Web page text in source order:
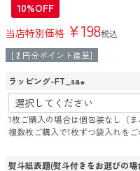
10%OFF
当店特別価格 ¥198税込
[ 2 円分ポイント進呈]
ラッピング-FT_sa
(
必
須
)
1枚ご購入の場合は個包装なし（
複数枚ご購入で1枚ずつ袋入れを
熨斗紙表題(熨斗付きをお選びの場